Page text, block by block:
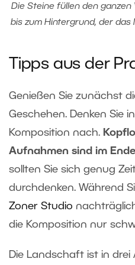
Die Steine füllen den
bis zum Hintergrund, der das
Tipps aus der
Genießen Sie zunächst
Geschehen. Denken Sie
Komposition nach.
Aufnahmen sind im
sollten Sie sich genug
durchdenken. Während
Zoner Studio
die Komposition nur
Die Landschaft ist in